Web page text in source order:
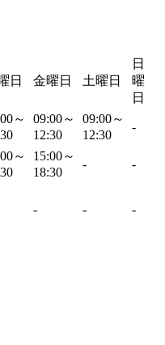
日 金曜日 土曜日
日
曜
日
～
09:00～
12:30
09:00～
12:30
-
～
15:00～
18:30
- -
- - -